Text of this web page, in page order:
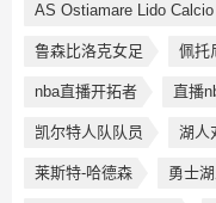
AS Ostiamare Lido Calcio
鲁森比洛克女足 佩托
nba直播开拓者 直播
凯尔特人队队员 湖人
莱斯特-哈德森 勇士